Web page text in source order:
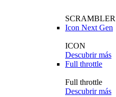
SCRAMBLER
Icon Next Gen
ICON
Descubrir más
Full throttle
Full throttle
Descubrir más